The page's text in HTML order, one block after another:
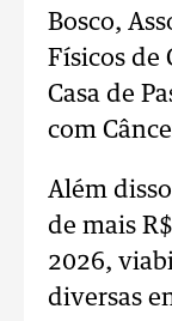
Bosco,
Físicos de
Casa de
com
Além
de mais
2026,
diversas